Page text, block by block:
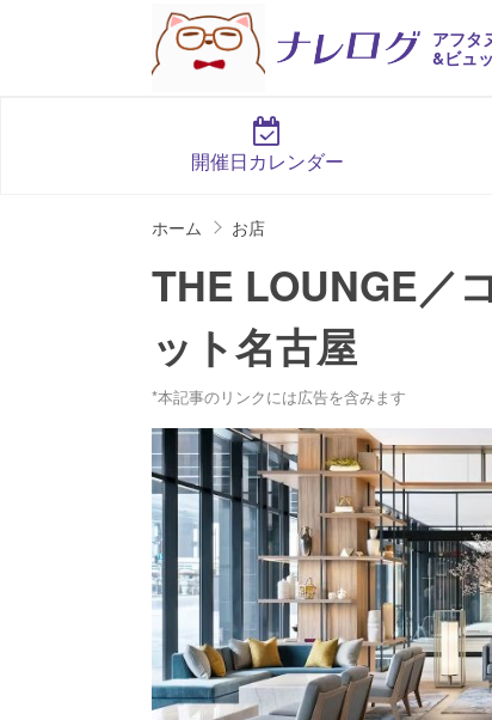
アフタ
&ビュ
開催日カレンダー
ホーム お店
THE LOUNGE／
ット名古屋
*本記事のリンクには広告を含みます